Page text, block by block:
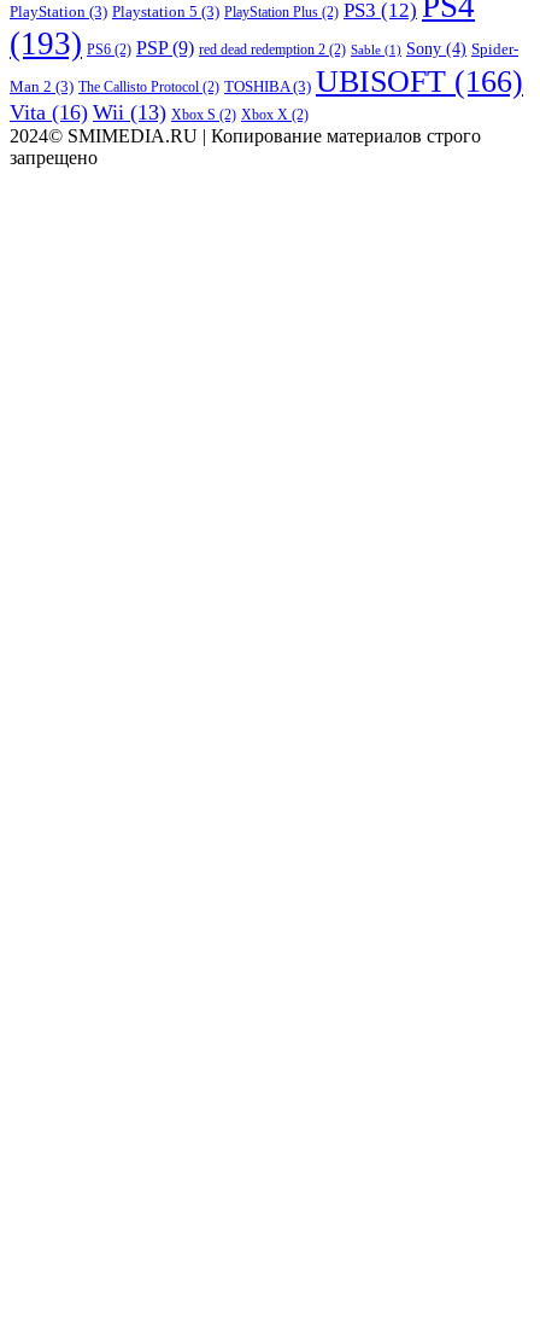
PlayStation (3) Playstation 5 (3) PlayStation Plus (2) PS3 (12)
(193) PS6 (2) PSP(9) red dead redemption 2 (2) Sable (1) Sony (4) Spider-
Man 2 (3) The Callisto Protocol (2) TOSHIBA(3) UBISOFT (166)
Vita (16) Wii (13) Xbox S (2) Xbox X (2)
2024© SMIMEDIA.RU | Копирование материалов строго
запрещено